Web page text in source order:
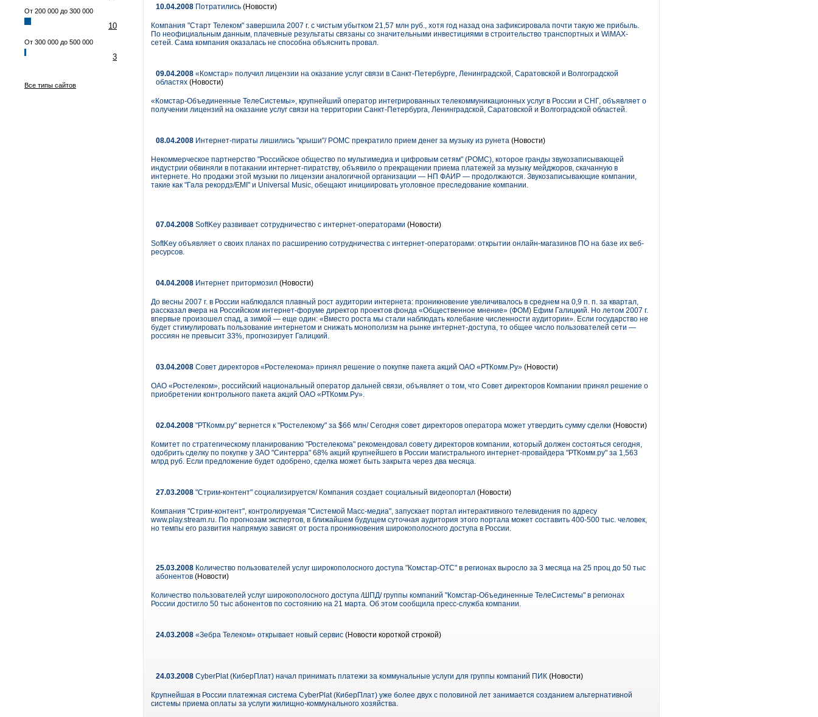
От 200 000 до 300 000
10
От 300 000 до 500 000
3
Все типы сайтов
10.04.2008 Потратились (Новости)
Компания "Старт Телеком" завершила 2007 г. с чистым убытком 21,57 млн руб., хотя год назад она зафиксировала почти такую же прибыль.
По неофициальным данным, плачевные результаты связаны со значительными инвестициями в строительство транспортных и WiMAX-
сетей. Сама компания оказалась не способна объяснить провал.
09.04.2008 «Комстар» получил лицензии на оказание услуг связи в Санкт-Петербурге, Ленинградской, Саратовской и Волгоградской
областях (Новости)
«Комстар-Объединенные ТелеСистемы», крупнейший оператор интегрированных телекоммуникационных услуг в России и СНГ, объявляет о
получении лицензий на оказание услуг связи на территории Санкт-Петербурга, Ленинградской, Саратовской и Волгоградской областей.
08.04.2008 Интернет-пираты лишились "крыши"/ РОМС прекратило прием денег за музыку из рунета (Новости)
Некоммерческое партнерство "Российское общество по мультимедиа и цифровым сетям" (РОМС), которое гранды звукозаписывающей
индустрии обвиняли в потакании интернет-пиратству, объявило о прекращении приема платежей за музыку мейджоров, скачанную в
интернете. Но продажи этой музыки по лицензии аналогичной организации — НП ФАИР — продолжаются. Звукозаписывающие компании,
такие как "Гала рекордз/EMI" и Universal Music, обещают инициировать уголовное преследование компании.
07.04.2008 SoftKey развивает сотрудничество с интернет-операторами (Новости)
SoftKey объявляет о своих планах по расширению сотрудничества с интернет-операторами: открытии онлайн-магазинов ПО на базе их веб-
ресурсов.
04.04.2008 Интернет притормозил (Новости)
До весны 2007 г. в России наблюдался плавный рост аудитории интернета: проникновение увеличивалось в среднем на 0,9 п. п. за квартал,
рассказал вчера на Российском интернет-форуме директор проектов фонда «Общественное мнение» (ФОМ) Ефим Галицкий. Но летом 2007 г.
впервые произошел спад, а зимой — еще один: «Вместо роста мы стали наблюдать колебание численности аудитории». Если государство не
будет стимулировать пользование интернетом и снижать монополизм на рынке интернет-доступа, то общее число пользователей сети —
россиян не превысит 33%, прогнозирует Галицкий.
03.04.2008 Совет директоров «Ростелекома» принял решение о покупке пакета акций ОАО «РТКомм.Ру» (Новости)
ОАО «Ростелеком», российский национальный оператор дальней связи, объявляет о том, что Совет директоров Компании принял решение о
приобретении контрольного пакета акций ОАО «РТКомм.Ру».
02.04.2008 "РТКомм.ру" вернется к "Ростелекому" за $66 млн/ Сегодня совет директоров оператора может утвердить сумму сделки (Новости)
Комитет по стратегическому планированию "Ростелекома" рекомендовал совету директоров компании, который должен состояться сегодня,
одобрить сделку по покупке у ЗАО "Синтерра" 68% акций крупнейшего в России магистрального интернет-провайдера "РТКомм.ру" за 1,563
млрд руб. Если предложение будет одобрено, сделка может быть закрыта через два месяца.
27.03.2008 "Стрим-контент" социализируется/ Компания создает социальный видеопортал (Новости)
Компания "Стрим-контент", контролируемая "Системой Масс-медиа", запускает портал интерактивного телевидения по адресу
www.play.stream.ru. По прогнозам экспертов, в ближайшем будущем суточная аудитория этого портала может составить 400-500 тыс. человек,
но темпы его развития напрямую зависят от роста проникновения широкополосного доступа в России.
25.03.2008 Количество пользователей услуг широкополосного доступа "Комстар-ОТС" в регионах выросло за 3 месяца на 25 проц до 50 тыс
абонентов (Новости)
Количество пользователей услуг широкополосного доступа /ШПД/ группы компаний "Комстар-Объединенные ТелеСистемы" в регионах
России достигло 50 тыс абонентов по состоянию на 21 марта. Об этом сообщила пресс-служба компании.
24.03.2008 «Зебра Телеком» открывает новый сервис (Новости короткой строкой)
24.03.2008 CyberPlat (КиберПлат) начал принимать платежи за коммунальные услуги для группы компаний ПИК (Новости)
Крупнейшая в России платежная система CyberPlat (КиберПлат) уже более двух с половиной лет занимается созданием альтернативной
системы приема оплаты за услуги жилищно-коммунального хозяйства.